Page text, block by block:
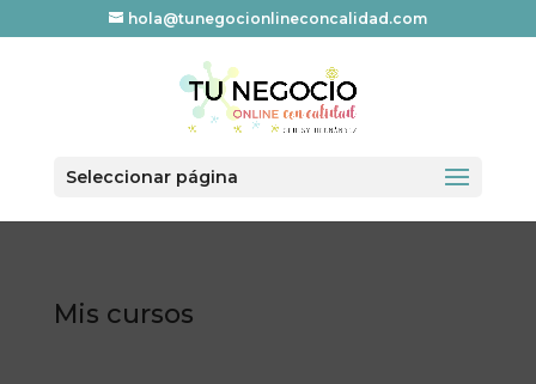
hola@tunegocionlineconcalidad.com
Seleccionar página
Mis cursos